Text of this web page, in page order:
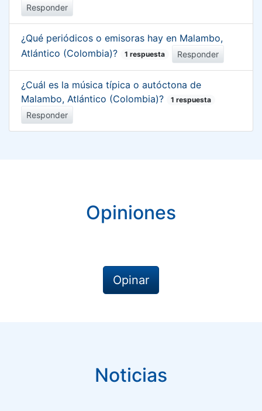
Responder
¿Qué periódicos o emisoras hay en Malambo,
Atlántico (Colombia)?
1 respuesta Responder
¿Cuál es la música típica o autóctona de
Malambo, Atlántico (Colombia)?
1 respuesta
Responder
Opiniones
Opinar
Noticias